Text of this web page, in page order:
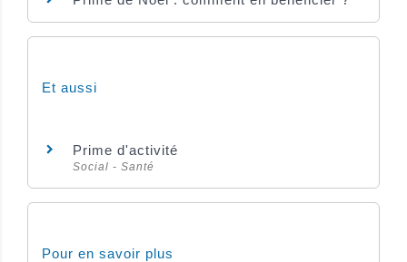
Et aussi
Prime d'activité
Social - Santé
Pour en savoir plus